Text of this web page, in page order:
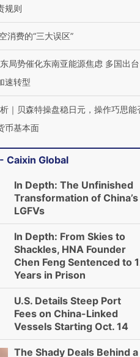
规则
消费的“三大误区”
局势催化东南亚能源焦虑 多国出台
速转型
｜贝森特操盘稳日元，操作巧思能
币基本面
Caixin Global
In Depth: The Unfinished
Transformation of China’s
LGFVs
In Depth: From Skies to
Shackles, HNA Founder
Chen Feng Sentenced to
Years in Prison
U.S. Details Steep Port
Fees on China-Linked
Vessels Starting Oct. 14
The Shady Deals Behind a